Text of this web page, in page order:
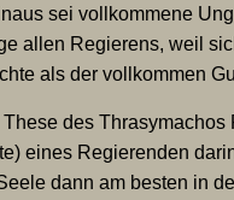
sei vollkommene
allen Regierens, weil
als der vollkommen
des Thrasymachos
eines Regierenden
dann am besten in